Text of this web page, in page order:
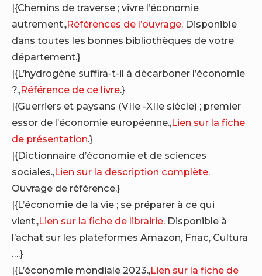
|{Chemins de traverse ; vivre l’économie
autrement.,Références de l’ouvrage. Disponible
dans toutes les bonnes bibliothèques de votre
département.}
|{L’hydrogène suffira-t-il à décarboner l’économie
?.,Référence de ce livre.}
|{Guerriers et paysans (VIIe -XIIe siècle) ; premier
essor de l’économie européenne.,Lien sur la fiche
de présentation.}
|{Dictionnaire d’économie et de sciences
sociales.,Lien sur la description complète.
Ouvrage de référence.}
|{L’économie de la vie ; se préparer à ce qui
vient.,Lien sur la fiche de librairie. Disponible à
l’achat sur les plateformes Amazon, Fnac, Cultura
….}
|{L’économie mondiale 2023.,Lien sur la fiche de